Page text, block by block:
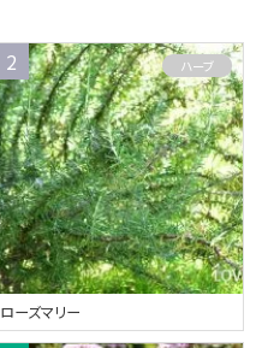
ローズマリー
ハーブ